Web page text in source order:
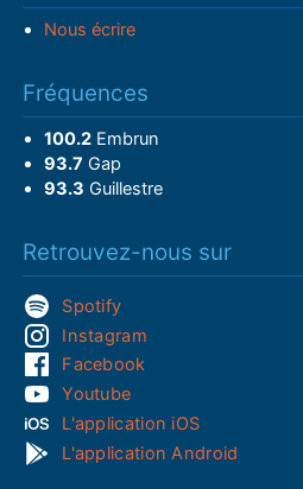
Nous écrire
Fréquences
100.2Embrun
93.7 Gap
93.3 Guillestre
Retrouvez-nous sur
Spotify
Instagram
Facebook
Youtube
L'application iOS
L'application Android